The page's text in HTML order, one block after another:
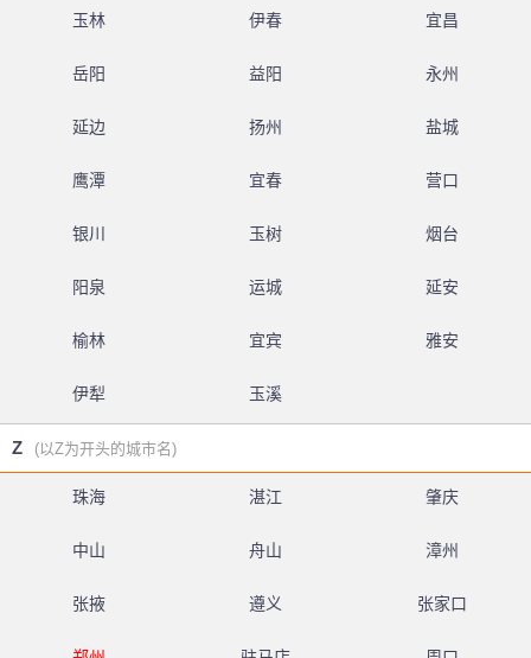
玉林 伊春 宜昌
岳阳 益阳 永州
延边 扬州 盐城
鹰潭 宜春 营口
银川 玉树 烟台
阳泉 运城 延安
榆林 宜宾 雅安
伊犁 玉溪
Z (以Z为开头的城市名)
珠海 湛江 肇庆
中山 舟山 漳州
张掖 遵义 张家口